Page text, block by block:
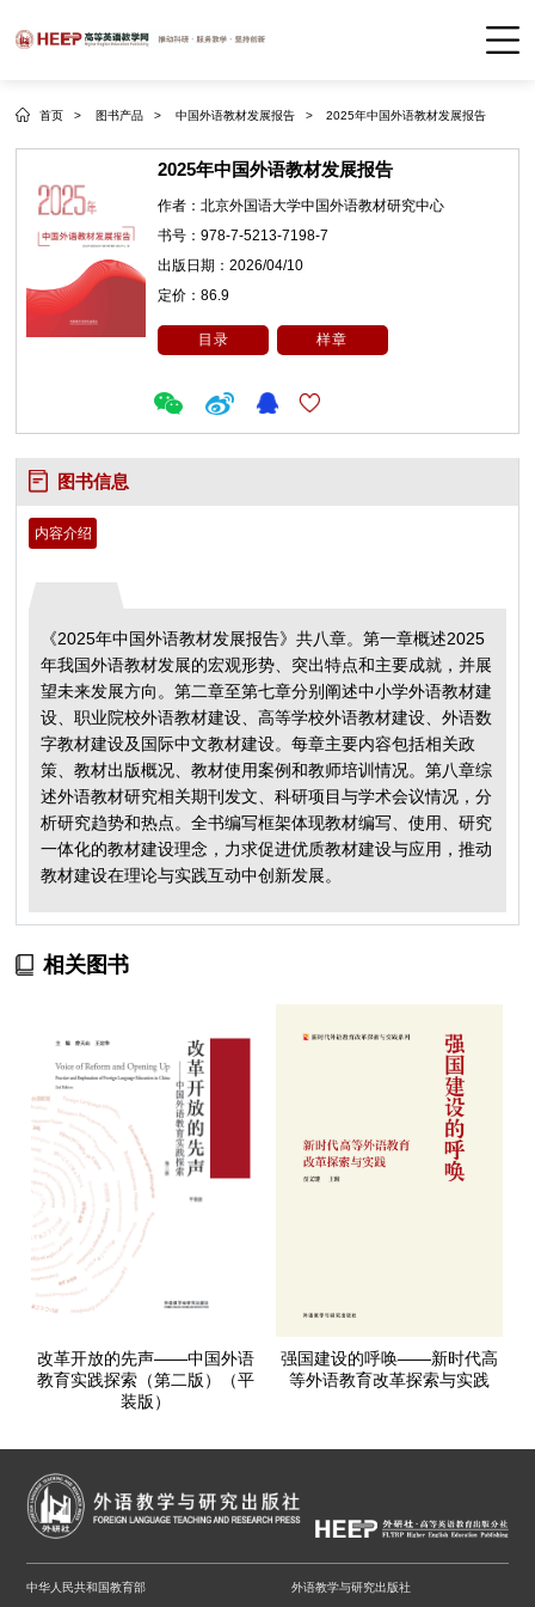
首页 > 图书产品 > 中国外语教材发展报告 > 2025年中国外语教材发展报告
2025年中国外语教材发展报告
作者：北京外国语大学中国外语教材研究中心
书号：978-7-5213-7198-7
出版日期：2026/04/10
定价：86.9
目录 样章
图书信息
内容介绍
《2025年中国外语教材发展报告》共八章。第一章概述2025
年我国外语教材发展的宏观形势、突出特点和主要成就，并展
望未来发展方向。第二章至第七章分别阐述中小学外语教材建
设、职业院校外语教材建设、高等学校外语教材建设、外语数
字教材建设及国际中文教材建设。每章主要内容包括相关政
策、教材出版概况、教材使用案例和教师培训情况。第八章综
述外语教材研究相关期刊发文、科研项目与学术会议情况，分
析研究趋势和热点。全书编写框架体现教材编写、使用、研究
一体化的教材建设理念，力求促进优质教材建设与应用，推动
教材建设在理论与实践互动中创新发展。
相关图书
改革开放的先声——中国外语
教育实践探索（第二版）（平
装版）
强国建设的呼唤——新时代高
等外语教育改革探索与实践
中华人民共和国教育部 外语教学与研究出版社